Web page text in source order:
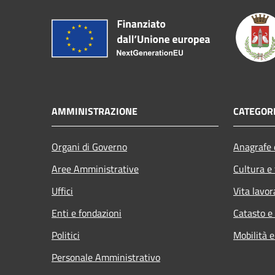
AMMINISTRAZIONE
Organi di Governo
Aree Amministrative
Uffici
Enti e fondazioni
Politici
Personale Amministrativo
Cultura
Vita
Catasto
Mobilità